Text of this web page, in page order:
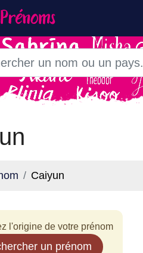
Caiyun
l'origine de votre prénom
un prénom